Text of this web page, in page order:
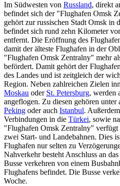
Im Südwesten von Russland, direkt
befindet sich der "Flughafen Omsk
gehört zur russischen Stadt Omsk in
befindet sich rund zehn Kilometer
entfernt. Die Eröffnung des
damit der älteste Flughafen in der
"Flughafen Omsk Zentralny" mehr
befördert. Damit gehört der
des Landes und ist zeitgleich der
Region. Neben zahlreichen Zielen
Moskau oder St. Petersburg, werden
angeflogen. Zu diesen gehören unter
Peking oder auch Istanbul.
Verbindungen in die Türkei, sowie
"Flughafen Omsk Zentralny"
zwei Start- und Landebahnen. Dies
Flughafen nur selten zu
Nahverkehr besteht Anschluss an
Busse verkehren von einem
Flughafens befindet. Die Busse
Woche.